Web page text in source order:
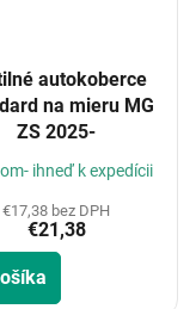
autokoberce
na mieru MG
ZS 2025-
ihneď k expedícii
€17,38 bez DPH
€21,38